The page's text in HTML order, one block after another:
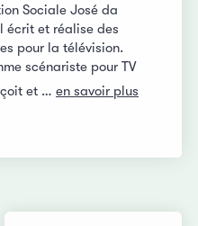
Sociale José da
écrit et réalise des
pour la télévision.
scénariste pour TV
et … en savoir plus